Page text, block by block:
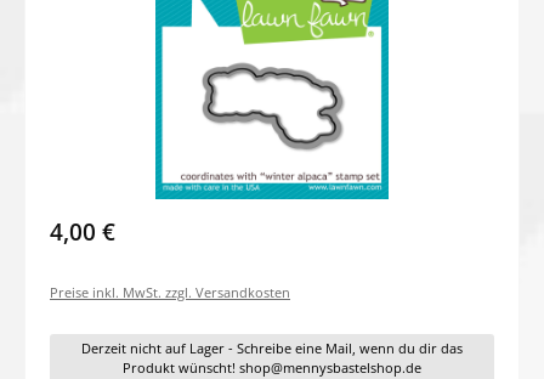
4,00 €
Preise inkl. MwSt. zzgl. Versandkosten
Derzeit nicht auf Lager - Schreibe eine Mail, wenn du dir das
Produkt wünscht! shop@mennysbastelshop.de